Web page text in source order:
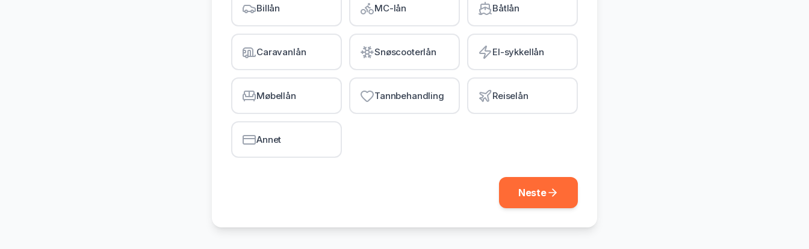
Billån MC-lån Båtlån
Caravanlån Snøscooterlån El-sykkellån
Møbellån Tannbehandling Reiselån
Annet
Neste